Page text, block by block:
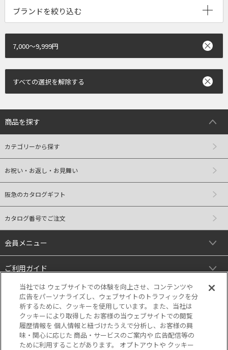
ブランドを絞り込む
7,000～9,999円
すべての選択を解除する
商品を探す
カテゴリーから探す
お祝い・お返し・お見舞い
阪急のカタログギフト
カタログ番号でご注文
会員メニュー
ご利用ガイド
リンク
当社では ウェブサイトでの体験を向上させ、コンテンツや
広告をパーソナライズし、ウェブサイトのトラフィックを分
析するために、クッキーを使用しています。 また、当社は
クッキーにより取得した お客様の当ウェブサイトでの閲覧
履歴情報を 個人情報と紐づけたうえで分析し、お客様の興
味・関心に応じた 商品・サービスのご案内や 広告配信等の
ために利用することがあります。 オプトアウトや クッキー